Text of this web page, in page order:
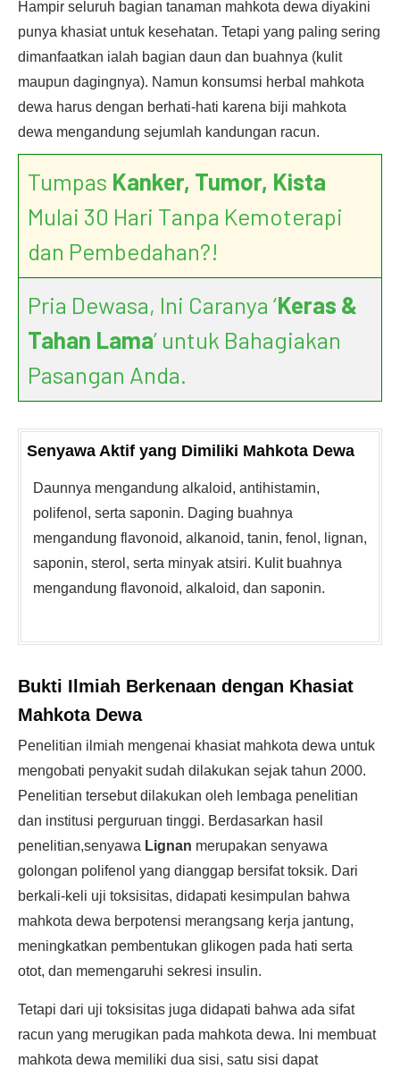
Hampir seluruh bagian tanaman mahkota dewa diyakini
punya khasiat untuk kesehatan. Tetapi yang paling sering
dimanfaatkan ialah bagian daun dan buahnya (kulit
maupun dagingnya). Namun konsumsi herbal mahkota
dewa harus dengan berhati-hati karena biji mahkota
dewa mengandung sejumlah kandungan racun.
Tumpas Kanker, Tumor, Kista
Mulai 30 Hari Tanpa Kemoterapi
dan Pembedahan?!
Pria Dewasa, Ini Caranya ‘Keras &
Tahan Lama’ untuk Bahagiakan
Pasangan Anda.
Senyawa Aktif yang Dimiliki Mahkota Dewa
Daunnya mengandung alkaloid, antihistamin,
polifenol, serta saponin. Daging buahnya
mengandung flavonoid, alkanoid, tanin, fenol, lignan,
saponin, sterol, serta minyak atsiri. Kulit buahnya
mengandung flavonoid, alkaloid, dan saponin.
Bukti Ilmiah Berkenaan dengan Khasiat
Mahkota Dewa
Penelitian ilmiah mengenai khasiat mahkota dewa untuk
mengobati penyakit sudah dilakukan sejak tahun 2000.
Penelitian tersebut dilakukan oleh lembaga penelitian
dan institusi perguruan tinggi. Berdasarkan hasil
penelitian,senyawa Lignan merupakan senyawa
golongan polifenol yang dianggap bersifat toksik. Dari
berkali-keli uji toksisitas, didapati kesimpulan bahwa
mahkota dewa berpotensi merangsang kerja jantung,
meningkatkan pembentukan glikogen pada hati serta
otot, dan memengaruhi sekresi insulin.
Tetapi dari uji toksisitas juga didapati bahwa ada sifat
racun yang merugikan pada mahkota dewa. Ini membuat
mahkota dewa memiliki dua sisi, satu sisi dapat